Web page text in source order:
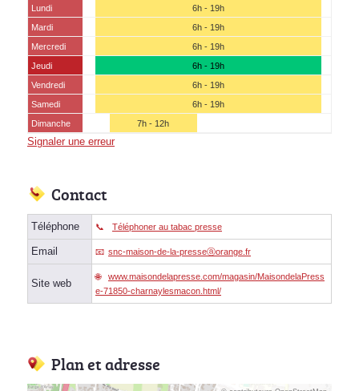
Lundi
6h - 19h
Mardi
6h - 19h
Mercredi
6h - 19h
Jeudi
6h - 19h
Vendredi
6h - 19h
Samedi
6h - 19h
Dimanche
7h - 12h
Signaler une erreur
Contact
Téléphone Téléphoner au tabac presse
Email snc-maison-de-la-presseⓐorange.fr
Site web
www.maisondelapresse.com/magasin/MaisondelaPress
e-71850-charnaylesmacon.html/
Plan et adresse